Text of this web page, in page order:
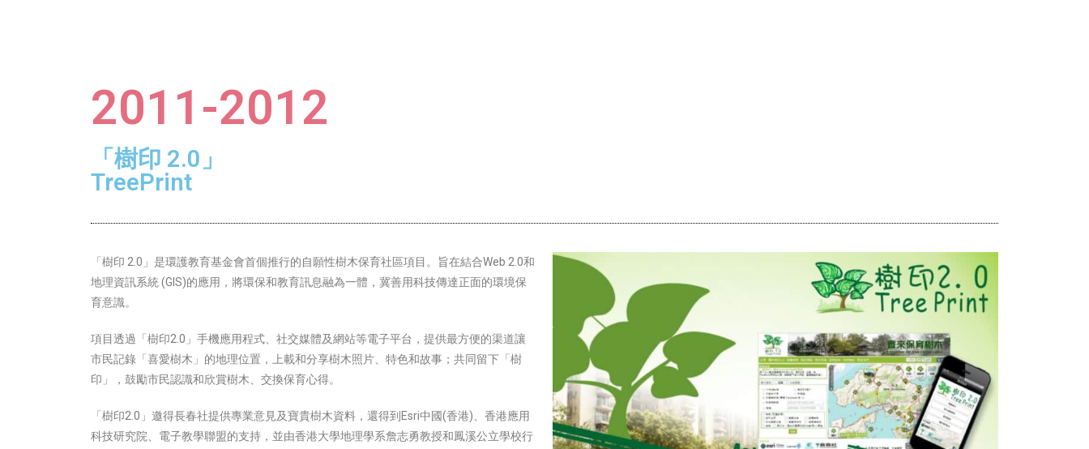
2011-2012
「樹印 2.0」
TreePrint
「樹印 2.0」是環護教育基金會首個推行的自願性樹木保育社區項目。旨在結合Web 2.0和
地理資訊系統 (GIS)的應用，將環保和教育訊息融為一體，冀善用科技傳達正面的環境保
育意識。
項目透過「樹印2.0」手機應用程式、社交媒體及網站等電子平台，提供最方便的渠道讓
市民記錄「喜愛樹木」的地理位置，上載和分享樹木照片、特色和故事；共同留下「樹
印」，鼓勵市民認識和欣賞樹木、交換保育心得。
「樹印2.0」邀得長春社提供專業意見及寶貴樹木資料，還得到Esri中國(香港)、香港應用
科技研究院、電子教學聯盟的支持，並由香港大學地理學系詹志勇教授和鳳溪公立學校行